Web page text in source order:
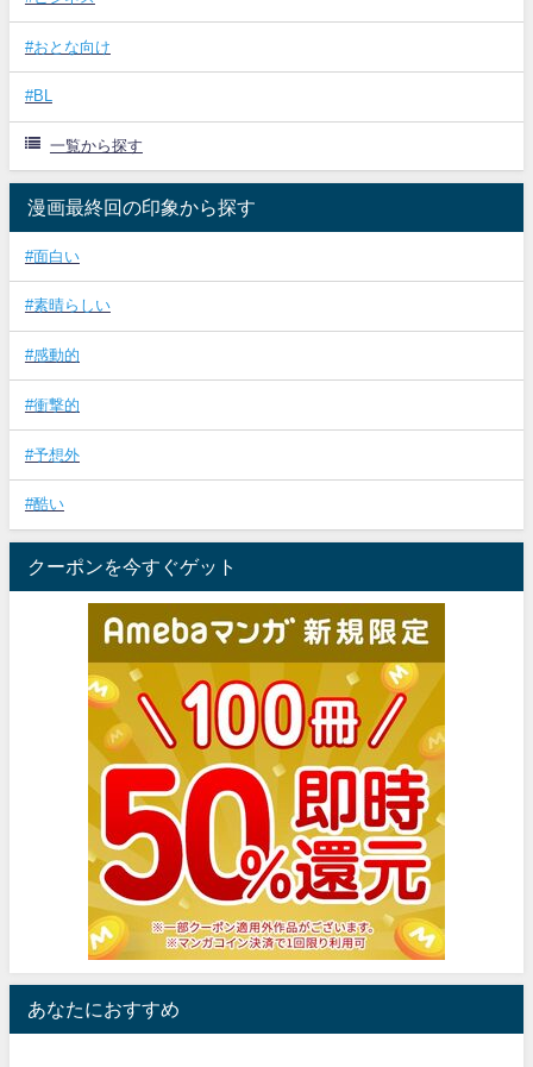
#おとな向け
#BL
一覧から探す
漫画最終回の印象から探す
#面白い
#素晴らしい
#感動的
#衝撃的
#予想外
#酷い
クーポンを今すぐゲット
あなたにおすすめ